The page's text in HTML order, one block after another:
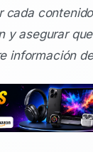
cada
y asegurar
información